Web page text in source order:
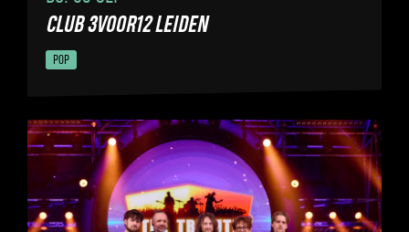
CLUB 3VOOR12 LEIDEN
POP